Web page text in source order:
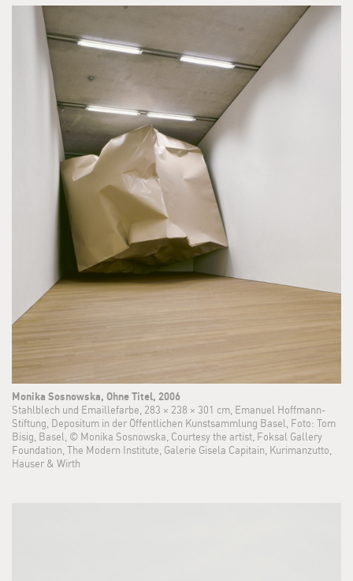
Monika Sosnowska, Ohne Titel, 2006
Stahlblech und Emaillefarbe, 283 × 238 × 301 cm, Emanuel Hoffmann-
Stiftung, Depositum in der Öffentlichen Kunstsammlung Basel, Foto: Tom
Bisig, Basel, © Monika Sosnowska, Courtesy the artist, Foksal Gallery
Foundation, The Modern Institute, Galerie Gisela Capitain, Kurimanzutto,
Hauser & Wirth